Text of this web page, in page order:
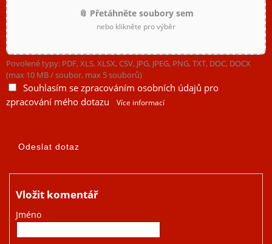
📎 Přetáhněte soubory sem
nebo klikněte pro výběr
Povolené typy: PDF, XLS, XLSX, CSV, JPG, JPEG, PNG, TXT, DOC, DOCX
(max 10 MB / soubor, max 5 souborů)
Souhlasím se zpracováním osobních údajů pro
zpracování mého dotazu
Více informací
Vložit komentář
Jméno